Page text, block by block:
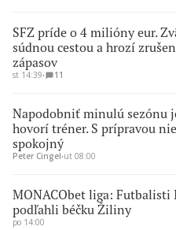
SFZ príde o 4 milióny eur.
súdnou cestou a hrozí
zápasov
st 14:39∙ 11
Napodobniť minulú sezónu
hovorí tréner. S prípravou
spokojný
Peter Cingel∙ut 08:00
MONACObet liga: Futbalisti
podľahli béčku Žiliny
po 14:00